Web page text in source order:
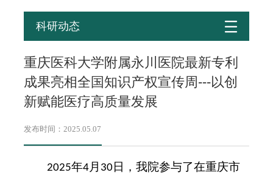
科研动态 
重庆医科大学附属永川医院最新专利
成果亮相全国知识产权宣传周---以创
新赋能医疗高质量发展
发布时间：2025.05.07
2025年4月 30日，我院参与了在重庆市